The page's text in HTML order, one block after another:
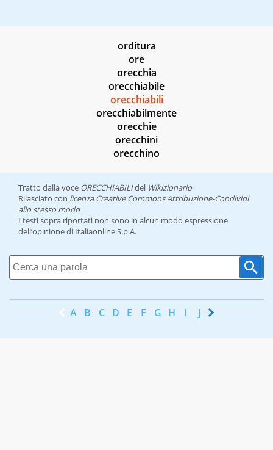
orditura
ore
orecchia
orecchiabile
orecchiabili
orecchiabilmente
orecchie
orecchini
orecchino
Tratto dalla voce ORECCHIABILIdel Wikizionario
Rilasciato con licenza Creative Commons Attribuzione-Condividi
allo stesso modo
I testi sopra riportati non sono in alcun modo espressione
dell’opinione di Italiaonline S.p.A.
A B C D E F G H I J K